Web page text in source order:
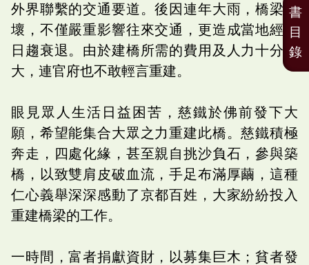
外界聯繫的交通要道。後因連年大雨，橋梁朽
壞，不僅嚴重影響往來交通，更造成當地經濟
日趨衰退。由於建橋所需的費用及人力十分龐
大，連官府也不敢輕言重建。
眼見眾人生活日益困苦，慈鐵於佛前發下大
願，希望能集合大眾之力重建此橋。慈鐵積極
奔走，四處化緣，甚至親自挑沙負石，參與築
橋，以致雙肩皮破血流，手足布滿厚繭，這種
仁心義舉深深感動了京都百姓，大家紛紛投入
重建橋梁的工作。
一時間，富者捐獻資財，以募集巨木；貧者發
書
目
錄